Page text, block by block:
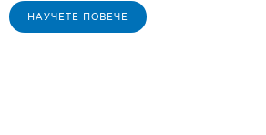
НАУЧЕТЕ ПОВЕЧЕ